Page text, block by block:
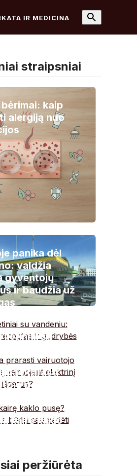
IR MEDICINA
straipsniai
kaip
alergiją nuo
panika dėl
valdžia
gyventojų
ir baudžia už
lietiniai su
ir gudrybės
prarasti
pažymėjimą
išgėrus?
kairę kaklo
peržiūrėta